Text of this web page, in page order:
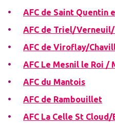
AFC de Saint Quentin
AFC de Triel/
AFC de Viroflay/
AFC Le Mesnil le Roi
AFC du Mantois
AFC de Rambouillet
AFC La Celle St